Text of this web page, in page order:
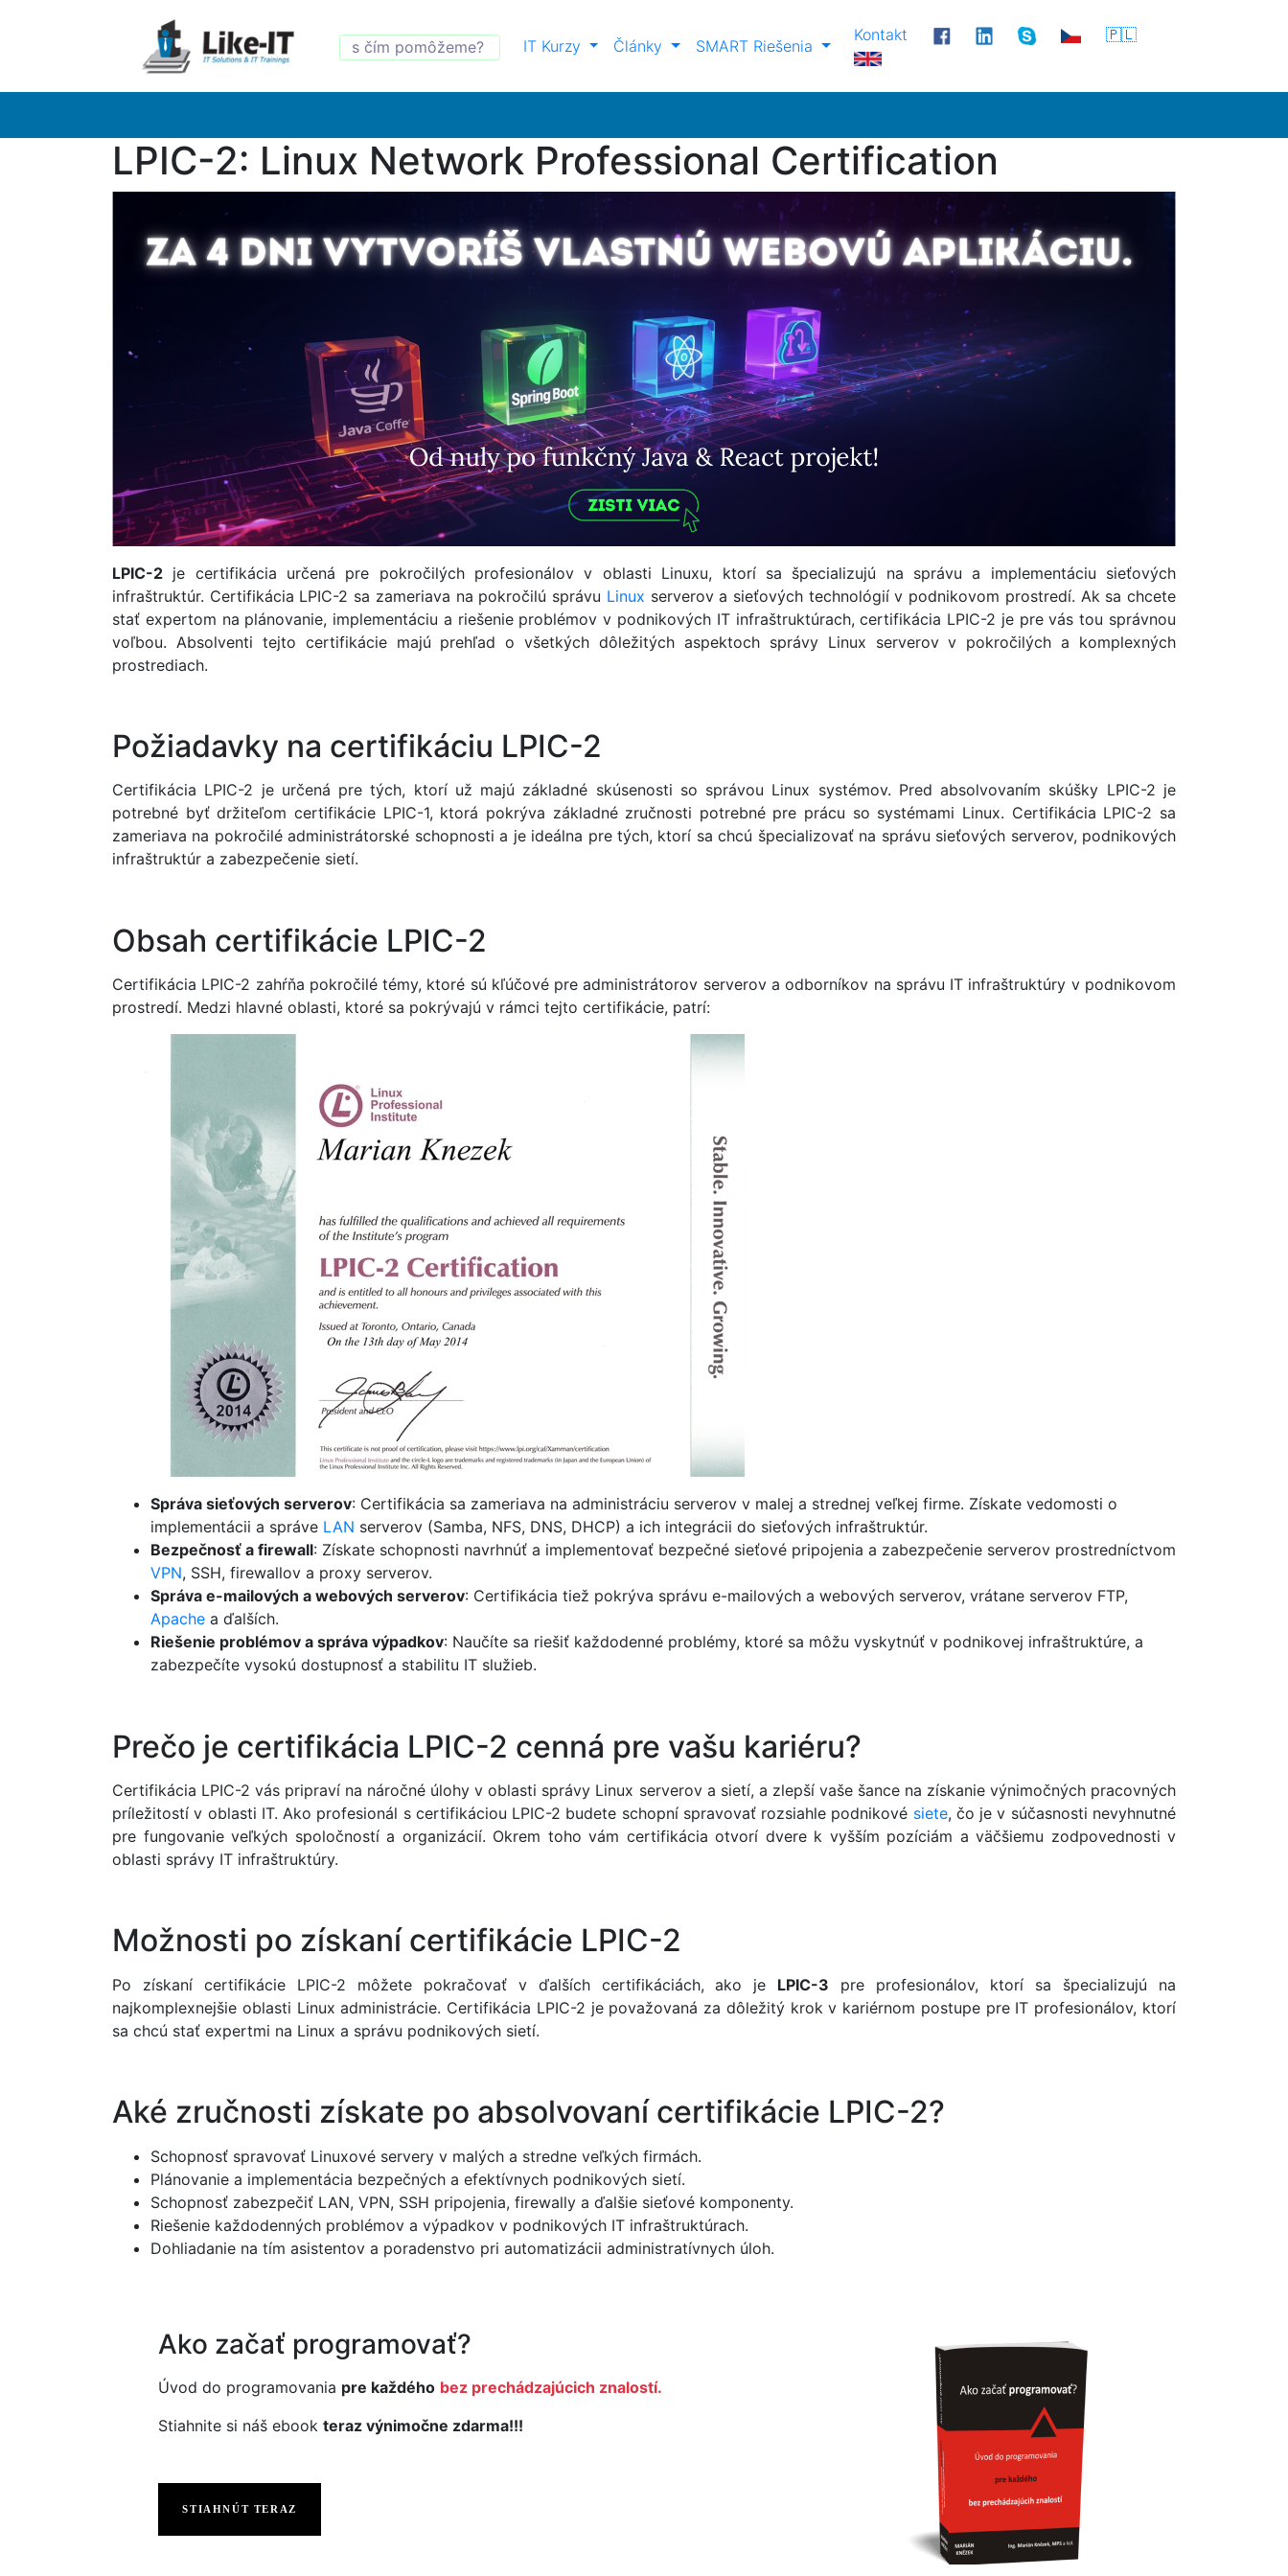
IT Kurzy Články SMART Riešenia
Kontakt 🇵🇱
LPIC-2: Linux Network Professional Certification
LPIC-2 je certifikácia určená pre pokročilých profesionálov v oblasti Linuxu, ktorí sa špecializujú na správu a implementáciu sieťových
infraštruktúr. Certifikácia LPIC-2 sa zameriava na pokročilú správu Linux serverov a sieťových technológií v podnikovom prostredí. Ak sa chcete
stať expertom na plánovanie, implementáciu a riešenie problémov v podnikových IT infraštruktúrach, certifikácia LPIC-2 je pre vás tou správnou
voľbou. Absolventi tejto certifikácie majú prehľad o všetkých dôležitých aspektoch správy Linux serverov v pokročilých a komplexných
prostrediach.
Požiadavky na certifikáciu LPIC-2
Certifikácia LPIC-2 je určená pre tých, ktorí už majú základné skúsenosti so správou Linux systémov. Pred absolvovaním skúšky LPIC-2 je
potrebné byť držiteľom certifikácie LPIC-1, ktorá pokrýva základné zručnosti potrebné pre prácu so systémami Linux. Certifikácia LPIC-2 sa
zameriava na pokročilé administrátorské schopnosti a je ideálna pre tých, ktorí sa chcú špecializovať na správu sieťových serverov, podnikových
infraštruktúr a zabezpečenie sietí.
Obsah certifikácie LPIC-2
Certifikácia LPIC-2 zahŕňa pokročilé témy, ktoré sú kľúčové pre administrátorov serverov a odborníkov na správu IT infraštruktúry v podnikovom
prostredí. Medzi hlavné oblasti, ktoré sa pokrývajú v rámci tejto certifikácie, patrí:
Správa sieťových serverov: Certifikácia sa zameriava na administráciu serverov v malej a strednej veľkej firme. Získate vedomosti o
implementácii a správe LAN serverov (Samba, NFS, DNS, DHCP) a ich integrácii do sieťových infraštruktúr.
Bezpečnosť a firewall: Získate schopnosti navrhnúť a implementovať bezpečné sieťové pripojenia a zabezpečenie serverov prostredníctvom
VPN, SSH, firewallov a proxy serverov.
Správa e-mailových a webových serverov: Certifikácia tiež pokrýva správu e-mailových a webových serverov, vrátane serverov FTP,
Apache a ďalších.
Riešenie problémov a správa výpadkov: Naučíte sa riešiť každodenné problémy, ktoré sa môžu vyskytnúť v podnikovej infraštruktúre, a
zabezpečíte vysokú dostupnosť a stabilitu IT služieb.
Prečo je certifikácia LPIC-2 cenná pre vašu kariéru?
Certifikácia LPIC-2 vás pripraví na náročné úlohy v oblasti správy Linux serverov a sietí, a zlepší vaše šance na získanie výnimočných pracovných
príležitostí v oblasti IT. Ako profesionál s certifikáciou LPIC-2 budete schopní spravovať rozsiahle podnikové siete, čo je v súčasnosti nevyhnutné
pre fungovanie veľkých spoločností a organizácií. Okrem toho vám certifikácia otvorí dvere k vyšším pozíciám a väčšiemu zodpovednosti v
oblasti správy IT infraštruktúry.
Možnosti po získaní certifikácie LPIC-2
Po získaní certifikácie LPIC-2 môžete pokračovať v ďalších certifikáciách, ako je LPIC-3 pre profesionálov, ktorí sa špecializujú na
najkomplexnejšie oblasti Linux administrácie. Certifikácia LPIC-2 je považovaná za dôležitý krok v kariérnom postupe pre IT profesionálov, ktorí
sa chcú stať expertmi na Linux a správu podnikových sietí.
Aké zručnosti získate po absolvovaní certifikácie LPIC-2?
Schopnosť spravovať Linuxové servery v malých a stredne veľkých firmách.
Plánovanie a implementácia bezpečných a efektívnych podnikových sietí.
Schopnosť zabezpečiť LAN, VPN, SSH pripojenia, firewally a ďalšie sieťové komponenty.
Riešenie každodenných problémov a výpadkov v podnikových IT infraštruktúrach.
Dohliadanie na tím asistentov a poradenstvo pri automatizácii administratívnych úloh.
Ako začať programovať?
Úvod do programovania pre každého bez prechádzajúcich znalostí.
Stiahnite si náš ebook teraz výnimočne zdarma!!!
STIAHNÚT TERAZ